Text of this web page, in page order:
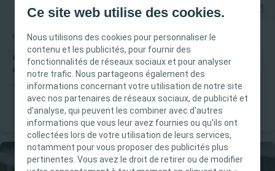
Ce site web utilise des cookies.
Nous utilisons des cookies pour personnaliser le
contenu et les publicités, pour fournir des
fonctionnalités de réseaux sociaux et pour analyser
notre trafic. Nous partageons également des
informations concernant votre utilisation de notre site
avec nos partenaires de réseaux sociaux, de publicité et
d'analyse, qui peuvent les combiner avec d'autres
informations que vous leur avez fournies ou qu'ils ont
collectées lors de votre utilisation de leurs services,
notamment pour vous proposer des publicités plus
pertinentes. Vous avez le droit de retirer ou de modifier
INFORMATION IMPORTANTE
Ce site est destiné uniquement aux
professionnels de santé français tels que définis
dans le Code de la santé publique français. Le
contenu du site est destiné à l’information et
l’éducation et peut ne pas être adapté à toutes
Rétention urinaire Lecture rapide
Article 4 | Trois sujets à aborder lors d'une séance
d'éducation à l'autosondage
TROIS SUJETS À ABORDER LORS D'UNE SÉANCE D’ÉDUCATION A
L'AUTOSONDAGE